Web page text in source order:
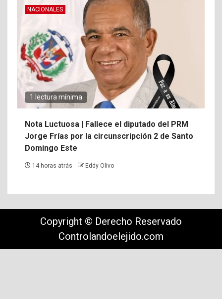
NACIONALES
1 lectura mínima
Nota Luctuosa | Fallece el diputado del PRM
Jorge Frías por la circunscripción 2 de Santo
Domingo Este
14 horas atrás Eddy Olivo
Copyright © Derecho Reservado
Controlandoelejido.com